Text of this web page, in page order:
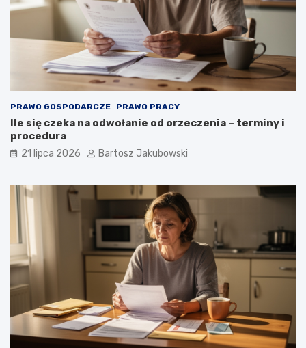
PRAWO GOSPODARCZE PRAWO PRACY
Ile się czeka na odwołanie od orzeczenia – terminy i
procedura
21 lipca 2026 Bartosz Jakubowski